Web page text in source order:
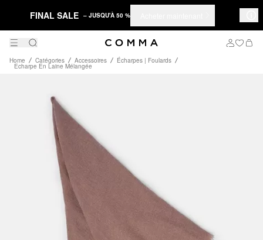
FINAL SALE – JUSQU'À 50 %
Home Catégories Accessoires Écharpes | Foulards
Echarpe En Laine Mélangée